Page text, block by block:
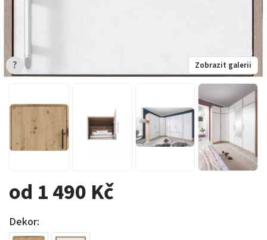
od 1 490 Kč
Dekor:
Zobrazit galerii
?